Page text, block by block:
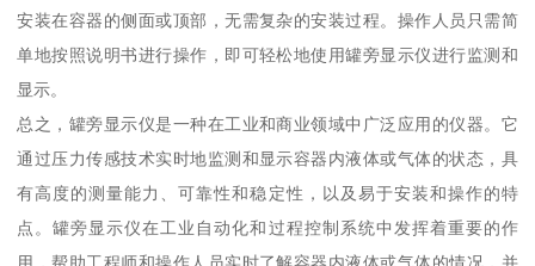
安装在容器的侧面或顶部，无需复杂的安装过程。操作人员只需简
单地按照说明书进行操作，即可轻松地使用罐旁显示仪进行监测和
显示。
总之，罐旁显示仪是一种在工业和商业领域中广泛应用的仪器。它
通过压力传感技术实时地监测和显示容器内液体或气体的状态，具
有高度的测量能力、可靠性和稳定性，以及易于安装和操作的特
点。罐旁显示仪在工业自动化和过程控制系统中发挥着重要的作